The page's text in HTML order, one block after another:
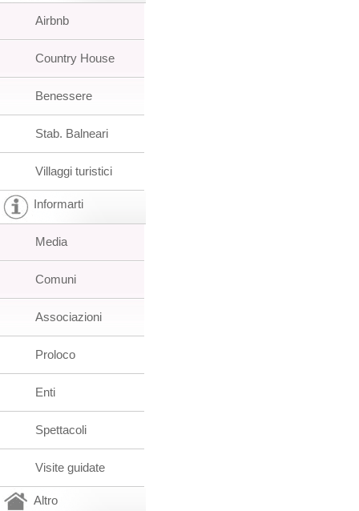
Airbnb
Country House
Benessere
Stab. Balneari
Villaggi turistici
Informarti
Media
Comuni
Associazioni
Proloco
Enti
Spettacoli
Visite guidate
Altro